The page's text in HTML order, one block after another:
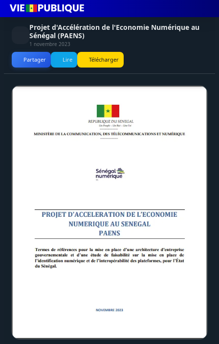
Projet d'Accélération de l'Economie Numérique au
Sénégal (PAENS)
1 novembre 2023
Partager Lire Télécharger